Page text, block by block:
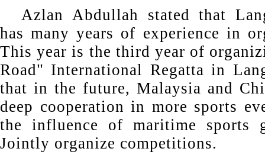
Azlan Abdullah stated that
has many years of experience in
This year is the third year of
Road" International Regatta in
that in the future, Malaysia and
deep cooperation in more sports
the influence of maritime sports
Jointly organize competitions.